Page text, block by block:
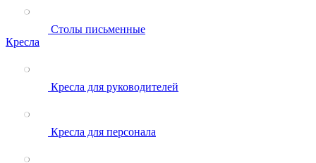
Столы письменные
Кресла
Кресла для руководителей
Кресла для персонала